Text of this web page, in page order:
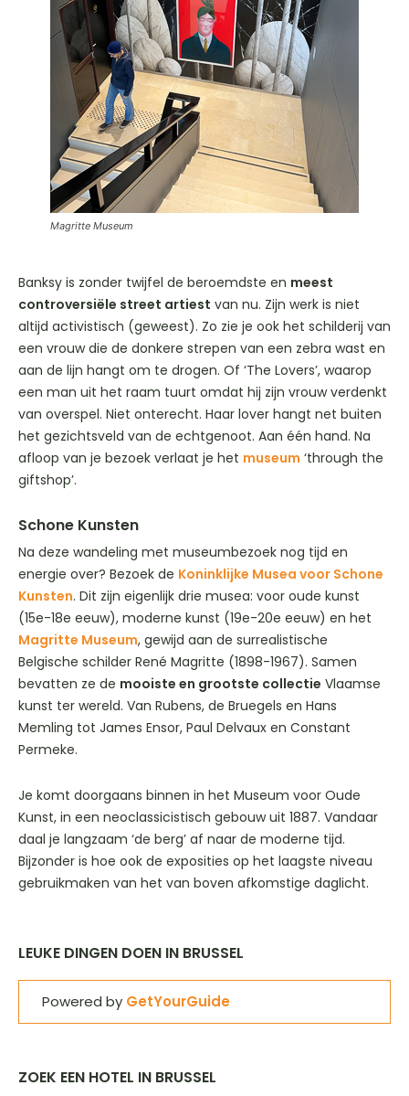
Magritte Museum
Banksy is zonder twijfel de beroemdste en meest
controversiële street artiest van nu. Zijn werk is niet
altijd activistisch (geweest). Zo zie je ook het schilderij van
een vrouw die de donkere strepen van een zebra wast en
aan de lijn hangt om te drogen. Of ‘The Lovers’, waarop
een man uit het raam tuurt omdat hij zijn vrouw verdenkt
van overspel. Niet onterecht. Haar lover hangt net buiten
het gezichtsveld van de echtgenoot. Aan één hand. Na
afloop van je bezoek verlaat je het museum ‘through the
giftshop’.
Schone Kunsten
Na deze wandeling met museumbezoek nog tijd en
energie over? Bezoek de Koninklijke Musea voor Schone
Kunsten. Dit zijn eigenlijk drie musea: voor oude kunst
(15e-18e eeuw), moderne kunst (19e-20e eeuw) en het
Magritte Museum, gewijd aan de surrealistische
Belgische schilder René Magritte (1898-1967). Samen
bevatten ze de mooiste en grootste collectie Vlaamse
kunst ter wereld. Van Rubens, de Bruegels en Hans
Memling tot James Ensor, Paul Delvaux en Constant
Permeke.
Je komt doorgaans binnen in het Museum voor Oude
Kunst, in een neoclassicistisch gebouw uit 1887. Vandaar
daal je langzaam ‘de berg’ af naar de moderne tijd.
Bijzonder is hoe ook de exposities op het laagste niveau
gebruikmaken van het van boven afkomstige daglicht.
LEUKE DINGEN DOEN IN BRUSSEL
Powered by GetYourGuide
ZOEK EEN HOTEL IN BRUSSEL